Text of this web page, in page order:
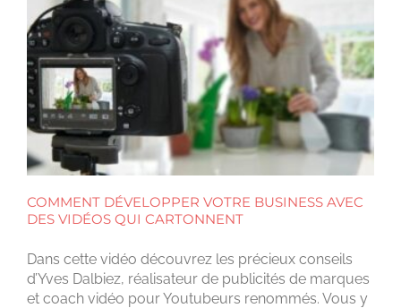
COMMENT DÉVELOPPER VOTRE BUSINESS AVEC
DES VIDÉOS QUI CARTONNENT
Dans cette vidéo découvrez les précieux conseils
d’Yves Dalbiez, réalisateur de publicités de marques
et coach vidéo pour Youtubeurs renommés. Vous y